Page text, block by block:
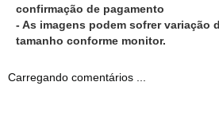
confirmação de pagamento
- As imagens podem sofrer variação
tamanho conforme monitor.
Carregando comentários ...